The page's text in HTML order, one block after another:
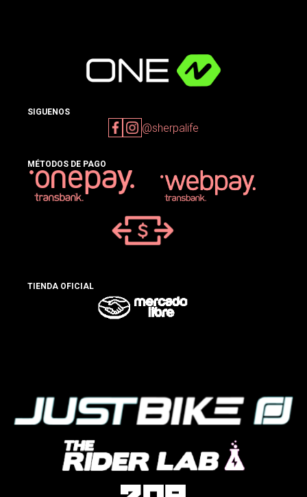
SIGUENOS
@sherpalife
MÉTODOS DE PAGO
TIENDA OFICIAL